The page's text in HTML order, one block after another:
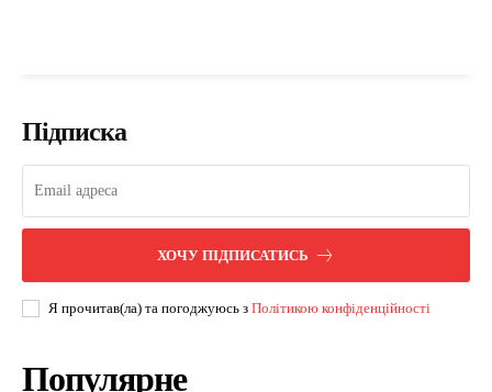
Підписка
ХОЧУ ПІДПИСАТИСЬ
Я прочитав(ла) та погоджуюсь з Політикою конфіденційності
Популярне